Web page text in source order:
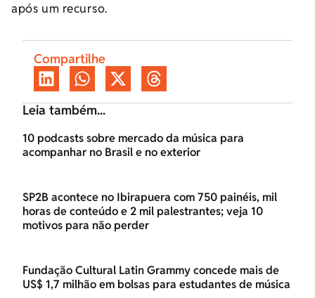
após um recurso.
Compartilhe
Leia também...
10 podcasts sobre mercado da música para
acompanhar no Brasil e no exterior
SP2B acontece no Ibirapuera com 750 painéis, mil
horas de conteúdo e 2 mil palestrantes; veja 10
motivos para não perder
Fundação Cultural Latin Grammy concede mais de
US$ 1,7 milhão em bolsas para estudantes de música